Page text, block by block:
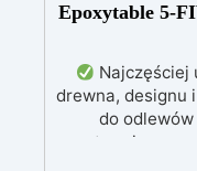
Epoxytable 5-
Najczęściej
drewna, designu
do odlewów
egzotermia